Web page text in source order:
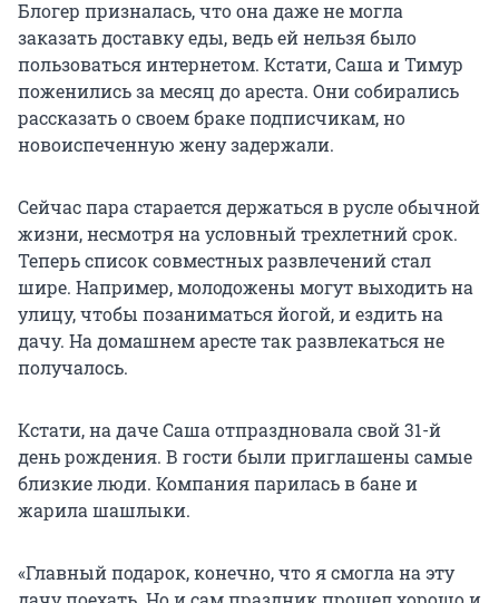
Блогер призналась, что она даже не могла
заказать доставку еды, ведь ей нельзя было
пользоваться интернетом. Кстати, Саша и Тимур
поженились за месяц до ареста. Они собирались
рассказать о своем браке подписчикам, но
новоиспеченную жену задержали.
Сейчас пара старается держаться в русле обычной
жизни, несмотря на условный трехлетний срок.
Теперь список совместных развлечений стал
шире. Например, молодожены могут выходить на
улицу, чтобы позаниматься йогой, и ездить на
дачу. На домашнем аресте так развлекаться не
получалось.
Кстати, на даче Саша отпраздновала свой 31-й
день рождения. В гости были приглашены самые
близкие люди. Компания парилась в бане и
жарила шашлыки.
«Главный подарок, конечно, что я смогла на эту